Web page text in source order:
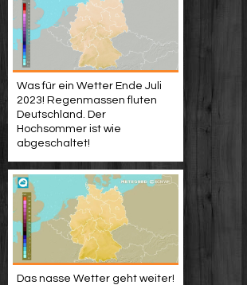
Was für ein Wetter Ende Juli
2023! Regenmassen fluten
Deutschland. Der
Hochsommer ist wie
abgeschaltet!
Das nasse Wetter geht weiter!